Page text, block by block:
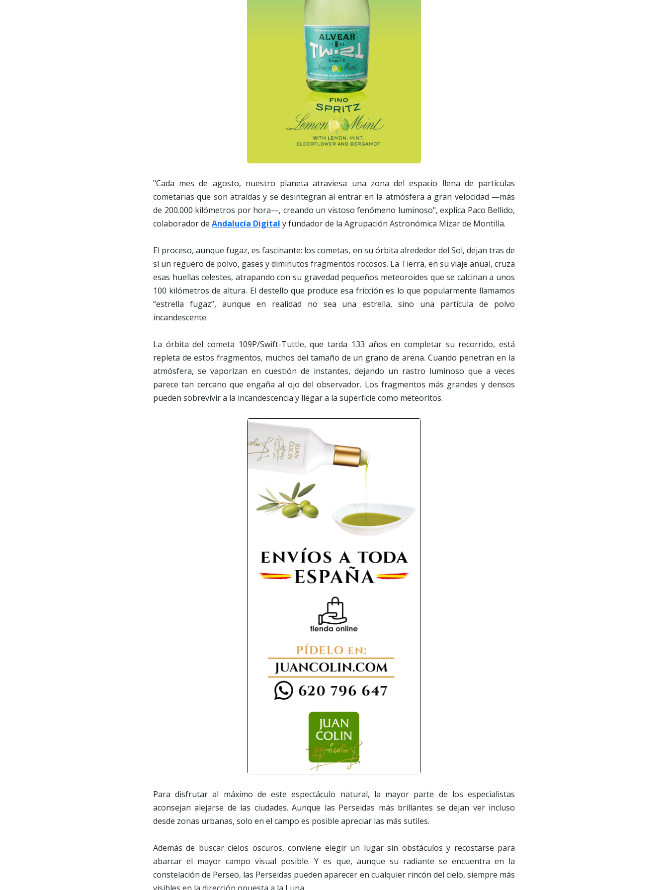
"Cada mes de agosto, nuestro planeta atraviesa una zona del espacio llena de partículas
cometarias que son atraídas y se desintegran al entrar en la atmósfera a gran velocidad —más
de 200.000 kilómetros por hora—, creando un vistoso fenómeno luminoso", explica Paco Bellido,
colaborador de Andalucía Digital y fundador de la Agrupación Astronómica Mizar de Montilla.
El proceso, aunque fugaz, es fascinante: los cometas, en su órbita alrededor del Sol, dejan tras de
sí un reguero de polvo, gases y diminutos fragmentos rocosos. La Tierra, en su viaje anual, cruza
esas huellas celestes, atrapando con su gravedad pequeños meteoroides que se calcinan a unos
100 kilómetros de altura. El destello que produce esa fricción es lo que popularmente llamamos
“estrella fugaz”, aunque en realidad no sea una estrella, sino una partícula de polvo
incandescente.
La órbita del cometa 109P/Swift-Tuttle, que tarda 133 años en completar su recorrido, está
repleta de estos fragmentos, muchos del tamaño de un grano de arena. Cuando penetran en la
atmósfera, se vaporizan en cuestión de instantes, dejando un rastro luminoso que a veces
parece tan cercano que engaña al ojo del observador. Los fragmentos más grandes y densos
pueden sobrevivir a la incandescencia y llegar a la superficie como meteoritos.
Para disfrutar al máximo de este espectáculo natural, la mayor parte de los especialistas
aconsejan alejarse de las ciudades. Aunque las Perseidas más brillantes se dejan ver incluso
desde zonas urbanas, solo en el campo es posible apreciar las más sutiles.
Además de buscar cielos oscuros, conviene elegir un lugar sin obstáculos y recostarse para
abarcar el mayor campo visual posible. Y es que, aunque su radiante se encuentra en la
constelación de Perseo, las Perseidas pueden aparecer en cualquier rincón del cielo, siempre más